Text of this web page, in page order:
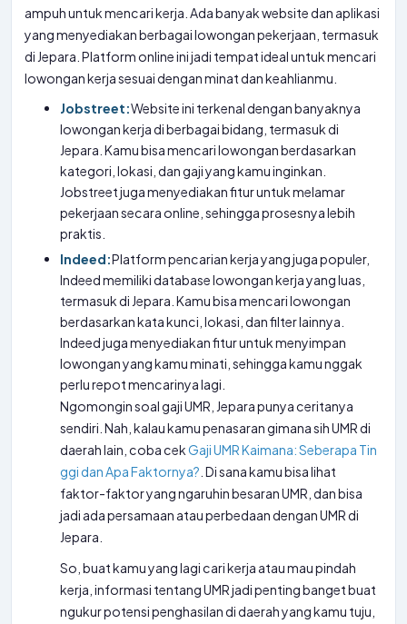
ampuh untuk mencari kerja. Ada banyak website dan aplikasi
yang menyediakan berbagai lowongan pekerjaan, termasuk
di Jepara. Platform online ini jadi tempat ideal untuk mencari
lowongan kerja sesuai dengan minat dan keahlianmu.
Jobstreet:Website ini terkenal dengan banyaknya
lowongan kerja di berbagai bidang, termasuk di
Jepara. Kamu bisa mencari lowongan berdasarkan
kategori, lokasi, dan gaji yang kamu inginkan.
Jobstreet juga menyediakan fitur untuk melamar
pekerjaan secara online, sehingga prosesnya lebih
praktis.
Indeed:Platform pencarian kerja yang juga populer,
Indeed memiliki database lowongan kerja yang luas,
termasuk di Jepara. Kamu bisa mencari lowongan
berdasarkan kata kunci, lokasi, dan filter lainnya.
Indeed juga menyediakan fitur untuk menyimpan
lowongan yang kamu minati, sehingga kamu nggak
perlu repot mencarinya lagi.
Ngomongin soal gaji UMR, Jepara punya ceritanya
sendiri. Nah, kalau kamu penasaran gimana sih UMR di
daerah lain, coba cekGaji UMR Kaimana: Seberapa Tin
ggi dan Apa Faktornya? . Di sana kamu bisa lihat
faktor-faktor yang ngaruhin besaran UMR, dan bisa
jadi ada persamaan atau perbedaan dengan UMR di
Jepara.
So, buat kamu yang lagi cari kerja atau mau pindah
kerja, informasi tentang UMR jadi penting banget buat
ngukur potensi penghasilan di daerah yang kamu tuju,